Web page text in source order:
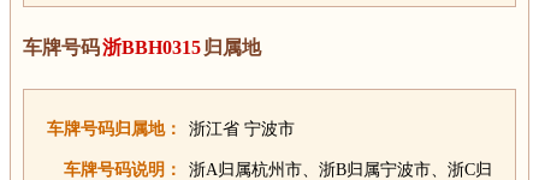
车牌号码浙BBH0315归属地
车牌号码归属地： 浙江省 宁波市
车牌号码说明：
浙A归属杭州市、浙B归属宁波市、浙C归